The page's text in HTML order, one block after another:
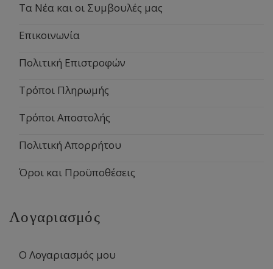
Τα Νέα και οι Συμβουλές μας
Επικοινωνία
Πολιτική Επιστροφών
Τρόποι Πληρωμής
Τρόποι Αποστολής
Πολιτική Απορρήτου
Όροι και Προϋποθέσεις
Λογαριασμός
Ο Λογαριασμός μου